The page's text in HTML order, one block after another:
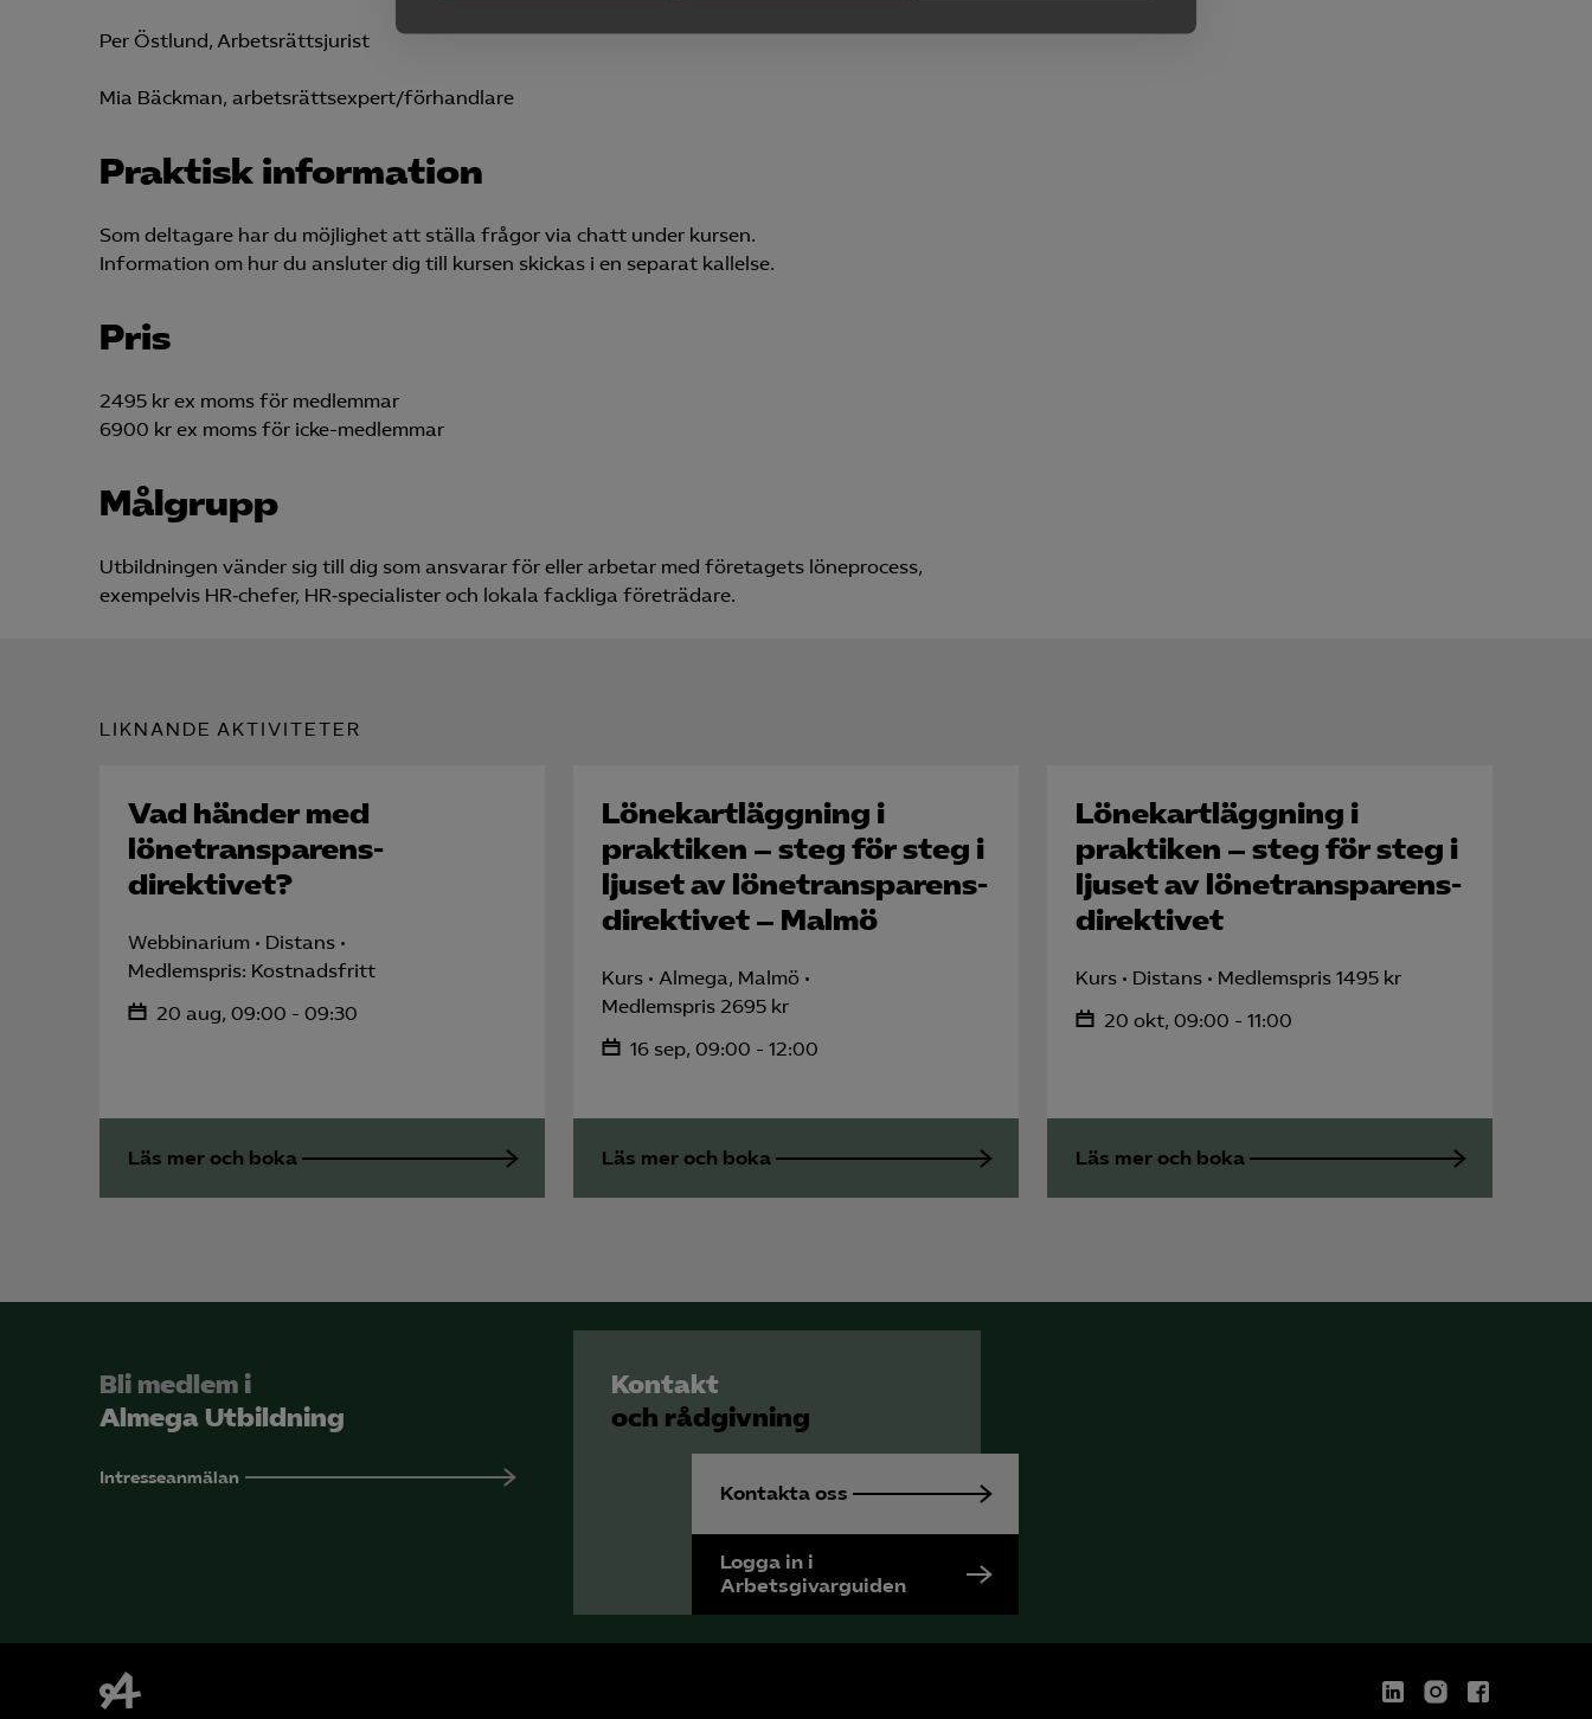
Per Östlund, Arbetsrättsjurist
Mia Bäckman, arbetsrättsexpert/förhandlare
Praktisk information
Som deltagare har du möjlighet att ställa frågor via chatt under kursen.
Information om hur du ansluter dig till kursen skickas i en separat kallelse.
Pris
2495 kr ex moms för medlemmar
6900 kr ex moms för icke-medlemmar
Målgrupp
Utbildningen vänder sig till dig som ansvarar för eller arbetar med företagets löneprocess,
exempelvis HR‑chefer, HR‑specialister och lokala fackliga företrädare.
LIKNANDE AKTIVITETER
Vad händer med
lönetransparens­
direktivet?
Webbinarium
Distans
Medlemspris: Kostnadsfritt
20 aug, 09:00 - 09:30
Läs mer och boka
Lönekartläggning i
praktiken – steg för steg i
ljuset av lönetransparens­
direktivet – Malmö
Kurs
Almega, Malmö
Medlemspris 2695 kr
16 sep, 09:00 - 12:00
Läs mer och boka
Lönekartläggning i
praktiken – steg för steg i
ljuset av lönetransparens­
direktivet
Kurs Distans
Medlemspris 1495 kr
20 okt, 09:00 - 11:00
Läs mer och boka
Bli medlem i
Almega Utbildning
Intresseanmälan
Kontakt
och rådgivning
Kontakta oss
Logga in i
Arbetsgivarguiden